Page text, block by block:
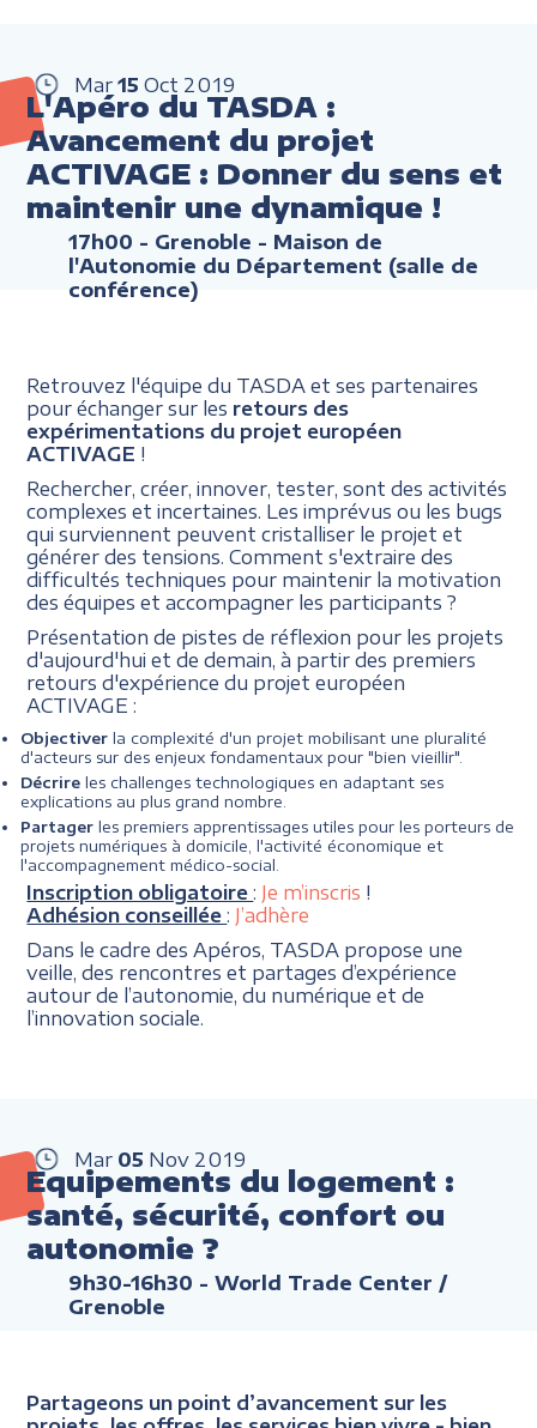
Mar 15 Oct 2019
L'Apéro du TASDA :
Avancement du projet
ACTIVAGE : Donner du sens et
maintenir une dynamique !
17h00 - Grenoble - Maison de
l'Autonomie du Département (salle de
conférence)
Retrouvez l'équipe du TASDA et ses partenaires
pour échanger sur les retours des
expérimentations du projet européen
ACTIVAGE !
Rechercher, créer, innover, tester, sont des activités
complexes et incertaines. Les imprévus ou les bugs
qui surviennent peuvent cristalliser le projet et
générer des tensions. Comment s'extraire des
difficultés techniques pour maintenir la motivation
des équipes et accompagner les participants ?
Présentation de pistes de réflexion pour les projets
d'aujourd'hui et de demain, à partir des premiers
retours d'expérience du projet européen
ACTIVAGE :
Objectiver la complexité d'un projet mobilisant une pluralité
d'acteurs sur des enjeux fondamentaux pour "bien vieillir".
Décrire les challenges technologiques en adaptant ses
explications au plus grand nombre.
Partager les premiers apprentissages utiles pour les porteurs de
projets numériques à domicile, l'activité économique et
l'accompagnement médico-social.
Inscription obligatoire: Je m’inscris !
Adhésion conseillée: J’adhère
Dans le cadre des Apéros, TASDA propose une
veille, des rencontres et partages d’expérience
autour de l’autonomie, du numérique et de
l’innovation sociale.
Mar 05 Nov 2019
Equipements du logement :
santé, sécurité, confort ou
autonomie ?
9h30-16h30 - World Trade Center /
Grenoble
Partageons un point d’avancement sur les